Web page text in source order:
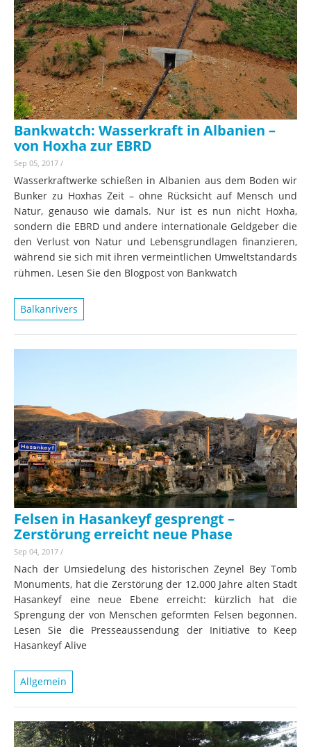
Bankwatch: Wasserkraft in Albanien –
von Hoxha zur EBRD
Sep 05, 2017 /
Wasserkraftwerke schießen in Albanien aus dem Boden wir
Bunker zu Hoxhas Zeit – ohne Rücksicht auf Mensch und
Natur, genauso wie damals. Nur ist es nun nicht Hoxha,
sondern die EBRD und andere internationale Geldgeber die
den Verlust von Natur und Lebensgrundlagen finanzieren,
während sie sich mit ihren vermeintlichen Umweltstandards
rühmen. Lesen Sie den Blogpost von Bankwatch
Balkanrivers
Felsen in Hasankeyf gesprengt –
Zerstörung erreicht neue Phase
Sep 04, 2017 /
Nach der Umsiedelung des historischen Zeynel Bey Tomb
Monuments, hat die Zerstörung der 12.000 Jahre alten Stadt
Hasankeyf eine neue Ebene erreicht: kürzlich hat die
Sprengung der von Menschen geformten Felsen begonnen.
Lesen Sie die Presseaussendung der Initiative to Keep
Hasankeyf Alive
Allgemein